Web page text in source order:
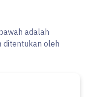
adalah
ditentukan oleh